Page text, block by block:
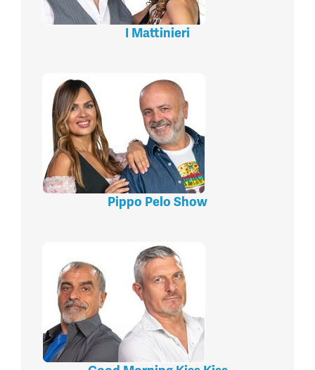
I Mattinieri
Pippo Pelo Show